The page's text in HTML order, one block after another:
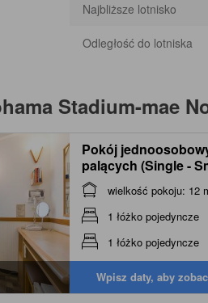
Najbliższe lotnisko
Odległość do lotniska
Stadium-mae
Pokój
palących (Single -
wielkość pokoju: 12
1 łóżko pojedyncze
1 łóżko pojedyncze
Wpisz daty, aby